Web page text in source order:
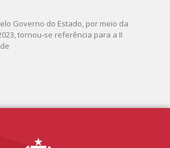
Governo do Estado, por meio da
tornou-se referência para a II